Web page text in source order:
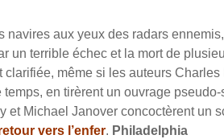
navires aux yeux des radars
un terrible échec et la mort de
clarifiée, même si les auteurs Charles
en tirèrent un ouvrage
et Michael Janover concoctèrent un
vers l’enfer. Philadelphia